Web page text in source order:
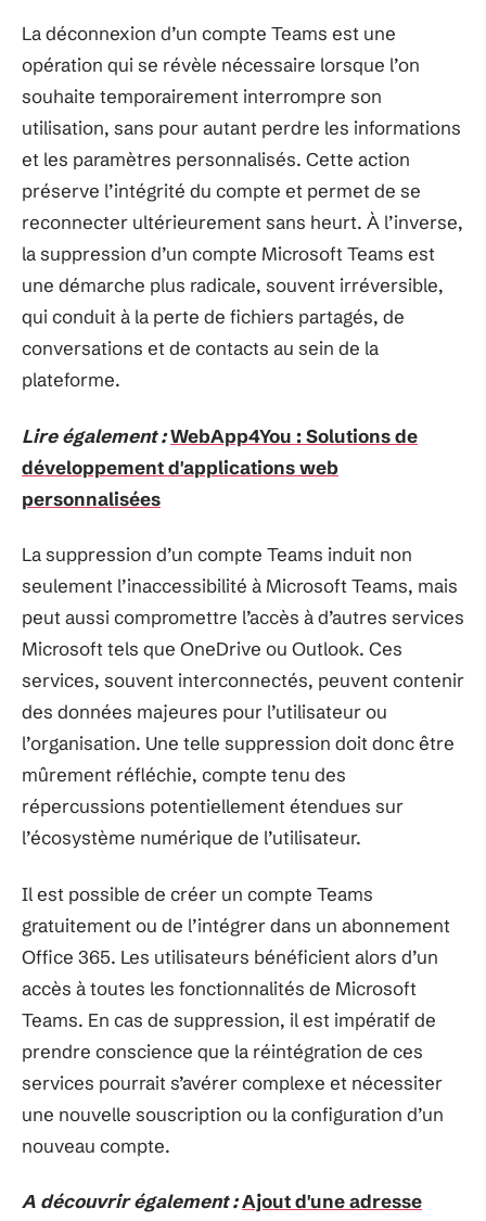
La déconnexion d’un compte Teams est une
opération qui se révèle nécessaire lorsque l’on
souhaite temporairement interrompre son
utilisation, sans pour autant perdre les informations
et les paramètres personnalisés. Cette action
préserve l’intégrité du compte et permet de se
reconnecter ultérieurement sans heurt. À l’inverse,
la suppression d’un compte Microsoft Teams est
une démarche plus radicale, souvent irréversible,
qui conduit à la perte de fichiers partagés, de
conversations et de contacts au sein de la
plateforme.
Lire également :WebApp4You : Solutions de
développement d'applications web
personnalisées
La suppression d’un compte Teams induit non
seulement l’inaccessibilité à Microsoft Teams, mais
peut aussi compromettre l’accès à d’autres services
Microsoft tels que OneDrive ou Outlook. Ces
services, souvent interconnectés, peuvent contenir
des données majeures pour l’utilisateur ou
l’organisation. Une telle suppression doit donc être
mûrement réfléchie, compte tenu des
répercussions potentiellement étendues sur
l’écosystème numérique de l’utilisateur.
Il est possible de créer un compte Teams
gratuitement ou de l’intégrer dans un abonnement
Office 365. Les utilisateurs bénéficient alors d’un
accès à toutes les fonctionnalités de Microsoft
Teams. En cas de suppression, il est impératif de
prendre conscience que la réintégration de ces
services pourrait s’avérer complexe et nécessiter
une nouvelle souscription ou la configuration d’un
nouveau compte.
A découvrir également :Ajout d'une adresse